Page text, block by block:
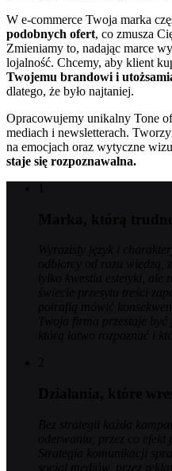
W e-commerce Twoja marka
podobnych ofert, co zmusza
Zmieniamy to, nadając marce
lojalność. Chcemy, aby klient
Twojemu brandowi i
dlatego, że było najtaniej.
Opracowujemy unikalny Tone
mediach i newsletterach.
na emocjach oraz wytyczne
staje się rozpoznawalna.